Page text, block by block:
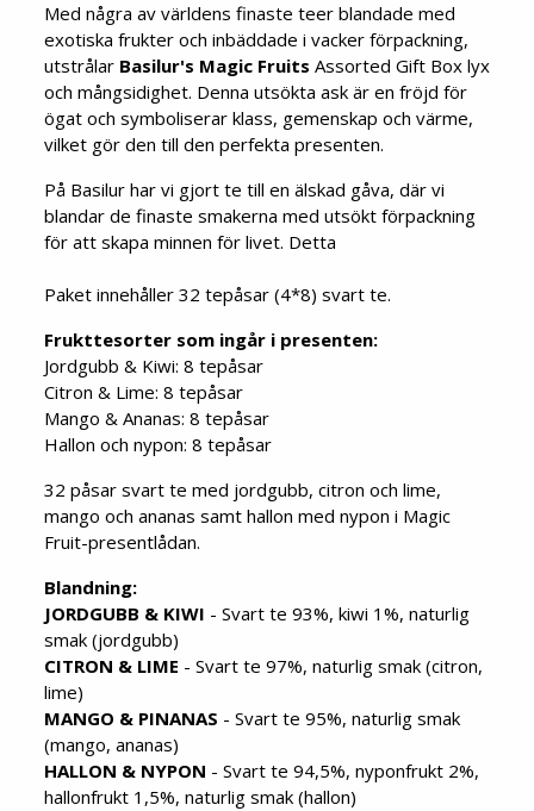
Med några av världens finaste teer blandade med
exotiska frukter och inbäddade i vacker förpackning,
utstrålar Basilur's Magic Fruits Assorted Gift Box lyx
och mångsidighet. Denna utsökta ask är en fröjd för
ögat och symboliserar klass, gemenskap och värme,
vilket gör den till den perfekta presenten.
På Basilur har vi gjort te till en älskad gåva, där vi
blandar de finaste smakerna med utsökt förpackning
för att skapa minnen för livet. Detta
Paket innehåller 32 tepåsar (4*8) svart te.
Frukttesorter som ingår i presenten:
Jordgubb & Kiwi: 8 tepåsar
Citron & Lime: 8 tepåsar
Mango & Ananas: 8 tepåsar
Hallon och nypon: 8 tepåsar
32 påsar svart te med jordgubb, citron och lime,
mango och ananas samt hallon med nypon i Magic
Fruit-presentlådan.
Blandning:
JORDGUBB & KIWI - Svart te 93%, kiwi 1%, naturlig
smak (jordgubb)
CITRON & LIME - Svart te 97%, naturlig smak (citron,
lime)
MANGO & PINANAS - Svart te 95%, naturlig smak
(mango, ananas)
HALLON & NYPON - Svart te 94,5%, nyponfrukt 2%,
hallonfrukt 1,5%, naturlig smak (hallon)